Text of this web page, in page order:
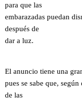
para que las
embarazadas puedan
después de
dar a luz.
El anuncio tiene una
pues se sabe que,
de las